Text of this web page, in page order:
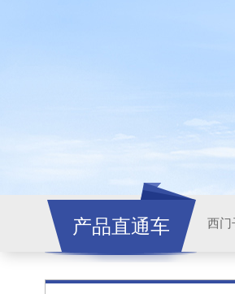
产品直通车 西门